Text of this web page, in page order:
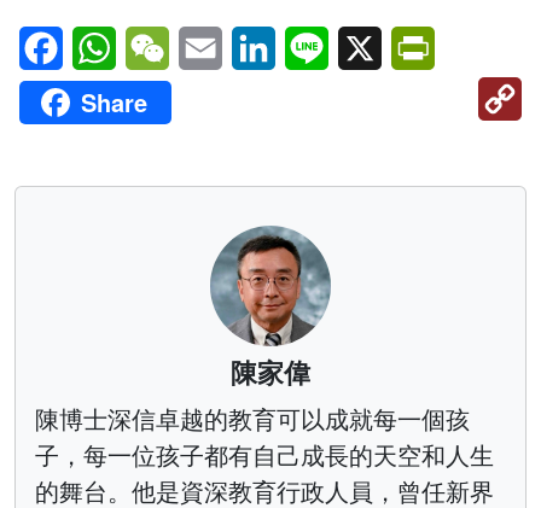
FacebookWhatsAppWeChatEmail LinkedInLine X
Share
陳家偉
陳博士深信卓越的教育可以成就每一個孩
子，每一位孩子都有自己成長的天空和人生
的舞台。他是資深教育行政人員，曾任新界